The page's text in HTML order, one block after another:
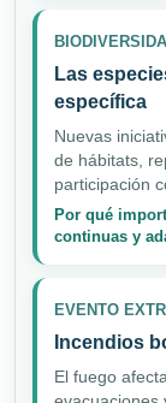
Las
específica
Nuevas
de hábitats,
participación
Por qué
continuas y
EVENTO
Incendios
El fuego